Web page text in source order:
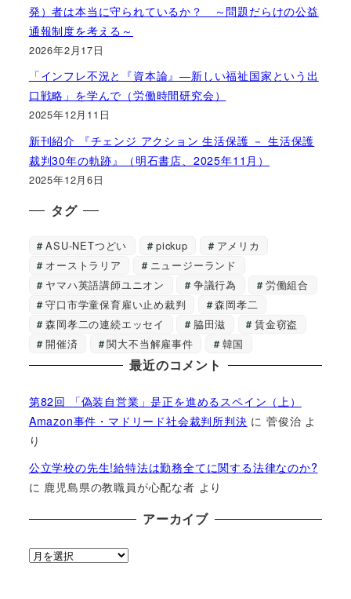
発）者は本当に守られているか？ ～問題だらけの公益
通報制度を考える～
2026年2月17日
「インフレ不況と『資本論』―新しい福祉国家という出
口戦略」を学んで（労働時間研究会）
2025年12月11日
新刊紹介 『チェンジ アクション 生活保護 － 生活保護
裁判30年の軌跡』（明石書店、2025年11月）
2025年12月6日
タグ
ASU-NETつどい pickup
アメリカ
オーストラリア
ニュージーランド
ヤマハ英語講師ユニオン
争議行為
労働組合
守口市学童保育雇い止め裁判
森岡孝二
森岡孝二の連続エッセイ
脇田滋
賃金窃盗
開催済
関大不当解雇事件 韓国
最近のコメント
第82回 「偽装自営業」是正を進めるスペイン（上）
Amazon事件・マドリード社会裁判所判決 に菅俊治 よ
り
公立学校の先生!給特法は勤務全てに関する法律なのか?
に 鹿児島県の教職員が心配な者 より
アーカイブ
ア